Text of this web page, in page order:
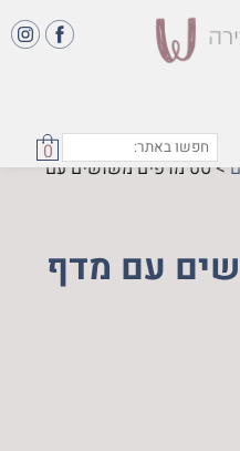
0
>סט מדפים משושים עם
עם מדף